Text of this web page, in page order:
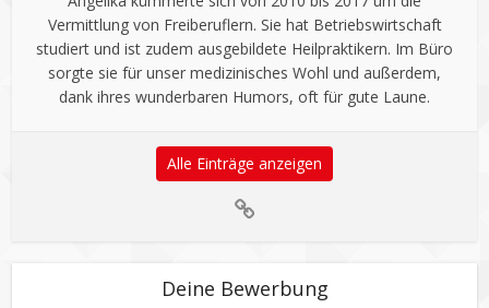
Vermittlung von Freiberuflern. Sie hat Betriebswirtschaft
studiert und ist zudem ausgebildete Heilpraktikern. Im Büro
sorgte sie für unser medizinisches Wohl und außerdem,
dank ihres wunderbaren Humors, oft für gute Laune.
Alle Einträge anzeigen
Deine Bewerbung